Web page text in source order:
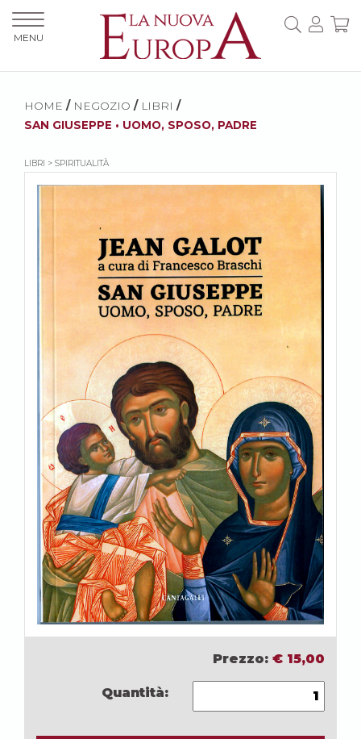
HOME / NEGOZIO / LIBRI /
SAN GIUSEPPE • UOMO, SPOSO, PADRE
LIBRI > SPIRITUALITÀ
Prezzo: € 15,00
Quantità:
MENU